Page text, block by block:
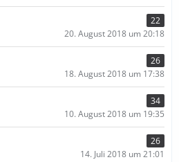
22
20. August 2018 um 20:18
26
18. August 2018 um 17:38
34
10. August 2018 um 19:35
26
14. Juli 2018 um 21:01